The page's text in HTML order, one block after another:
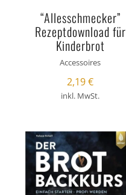
“Allesschmecker”
Rezeptdownload für
Kinderbrot
Accessoires
2,19€
inkl. MwSt.